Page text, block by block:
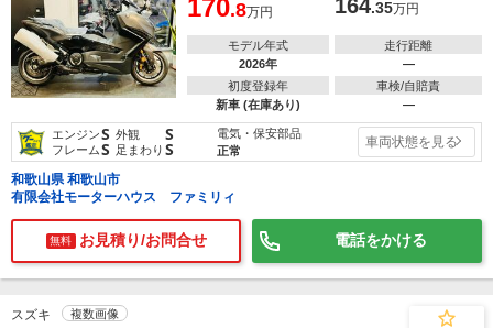
170.8万円 164.35万円
モデル年式
2026年
走行距離
―
初度登録年
新車 (在庫あり)
車検/自賠責
―
エンジンS 外観 S
フレームS 足まわり S
電気・保安部品
正常
車両状態を見る
和歌山県 和歌山市
有限会社モーターハウス ファミリィ
無料 お見積り/お問合せ 電話をかける
スズキ 複数画像